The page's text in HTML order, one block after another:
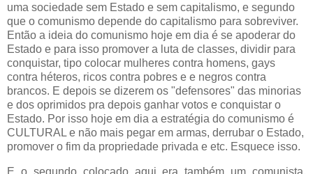
uma sociedade sem Estado e sem capitalismo, e segundo
que o comunismo depende do capitalismo para sobreviver.
Então a ideia do comunismo hoje em dia é se apoderar do
Estado e para isso promover a luta de classes, dividir para
conquistar, tipo colocar mulheres contra homens, gays
contra héteros, ricos contra pobres e e negros contra
brancos. E depois se dizerem os "defensores" das minorias
e dos oprimidos pra depois ganhar votos e conquistar o
Estado. Por isso hoje em dia a estratégia do comunismo é
CULTURAL e não mais pegar em armas, derrubar o Estado,
promover o fim da propriedade privada e etc. Esquece isso.
E o segundo colocado aqui era também um comunista,